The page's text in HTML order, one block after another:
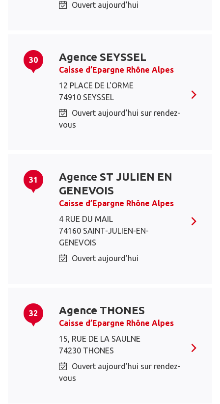
Ouvert aujourd’hui
30 Agence SEYSSEL
Caisse d’Epargne Rhône Alpes
12 PLACE DE L'ORME
74910 SEYSSEL
Ouvert aujourd’hui sur rendez-
vous
31
Agence ST JULIEN EN
GENEVOIS
Caisse d’Epargne Rhône Alpes
4 RUE DU MAIL
74160 SAINT-JULIEN-EN-
GENEVOIS
Ouvert aujourd’hui
32 Agence THONES
Caisse d’Epargne Rhône Alpes
15, RUE DE LA SAULNE
74230 THONES
Ouvert aujourd’hui sur rendez-
vous